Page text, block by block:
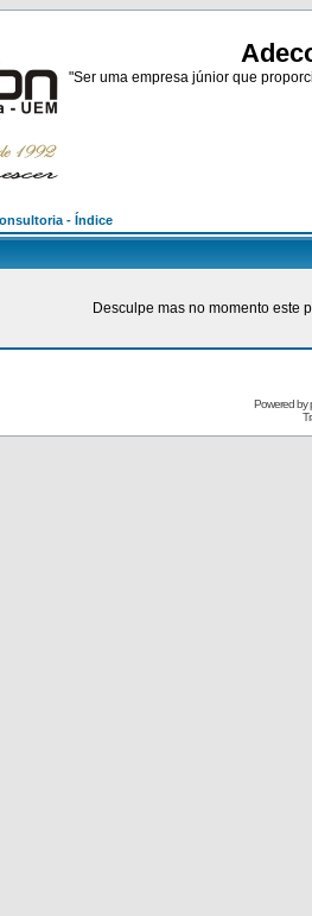
"Ser uma empresa júnior que
- Índice
Desculpe mas no momento este
Powered by